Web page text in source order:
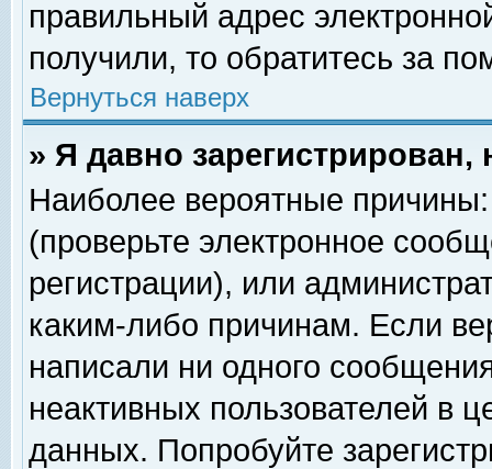
правильный адрес
получили, то обратитесь за
Вернуться наверх
» Я давно
Наиболее вероятные
(проверьте электронное
регистрации), или
каким-либо причинам. Если
написали ни одного
неактивных пользователей в
данных. Попробуйте